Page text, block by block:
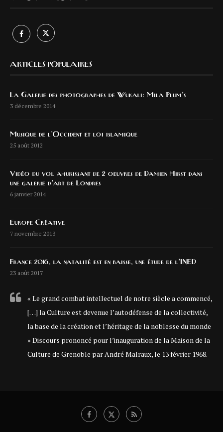
ARTICLES POPULAIRES
La Galerie des photographes de Wukali: Mila Plum’s
3 décembre 2014
Musique de l’Occident et loi islamique
25 août 2012
Vidéo du vol ahurissant de 2 oeuvres de Damien Hirst dans
une galerie d’art de Londres
6 janvier 2014
Europe Créative
7 novembre 2013
France 2016, la natalité est en baisse, une étude de l’INED
23 août 2017
« Le grand combat intellectuel de notre siècle a commencé,
[…] la Culture est devenue l’autodéfense de la collectivité,
la base de la création et l’héritage de la noblesse du monde
» Discours prononcé pour l’inauguration de la Maison de la
Culture de Grenoble par André Malraux, le 13 février 1968.